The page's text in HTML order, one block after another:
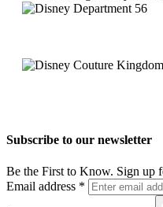
Subscribe to our newsletter
Be the First to Know. Sign up
Email address *